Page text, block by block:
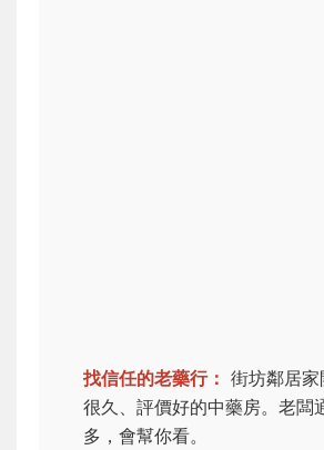
找信任的老藥行： 街坊鄰居
很久、評價好的中藥房。老闆
多，會幫你看。